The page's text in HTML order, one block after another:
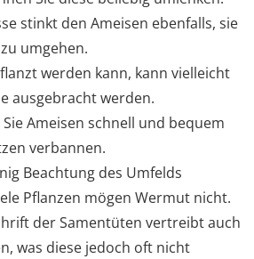
stinkt den Ameisen ebenfalls, sie
umgehen.
werden kann, kann vielleicht
ausgebracht werden.
Ameisen schnell und bequem
verbannen.
Beachtung des Umfelds
Pflanzen mögen Wermut nicht.
der Samentüten vertreibt auch
was diese jedoch oft nicht